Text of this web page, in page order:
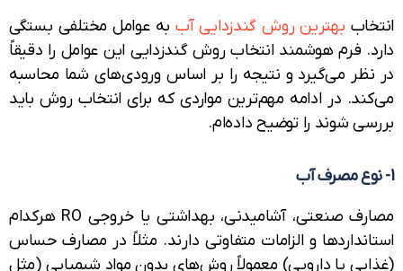
بهترین روش گندزدایی آببه عوامل مختلفی بستگی
فرم هوشمند انتخاب روش گندزدایی این عوامل را دقیقاً
می‌گیرد و نتیجه را بر اساس ورودی‌های شما محاسبه
در ادامه مهم‌ترین مواردی که برای انتخاب روش باید
شوند را توضیح داده‌ام.
مصارف صنعتی، آشامیدنی، بهداشتی یا خروجی RO هرکدام
و الزامات متفاوتی دارند. مثلاً در مصارف حساس
یا دارویی) معمولاً روش‌های بدون مواد شیمیایی (مثل